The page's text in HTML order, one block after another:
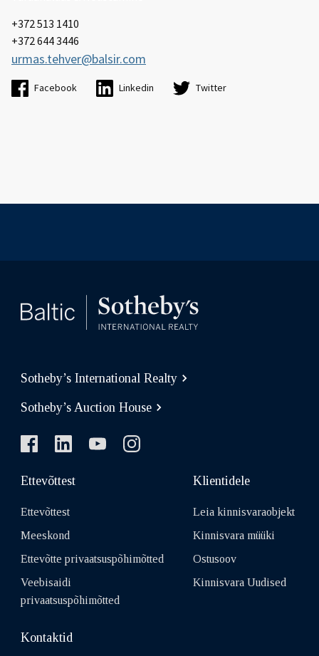
+372 513 1410
+372 644 3446
urmas.tehver@balsir.com
Facebook Linkedin Twitter
Sotheby’s International Realty
Sotheby’s Auction House
Ettevõttest
Ettevõttest
Meeskond
Ettevõtte privaatsuspõhimõtted
Veebisaidi
privaatsuspõhimõtted
Klientidele
Leia kinnisvaraobjekt
Kinnisvara müüki
Ostusoov
Kinnisvara Uudised
Kontaktid